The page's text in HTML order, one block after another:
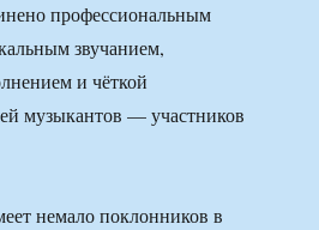
профессиональным
звучанием,
и чёткой
музыкантов — участников
немало поклонников в